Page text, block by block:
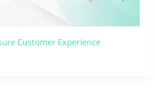
Customer Experience